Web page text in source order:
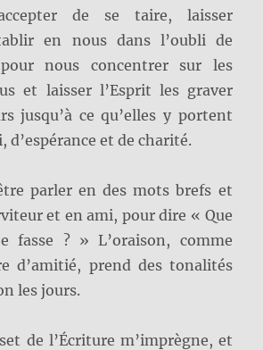
de se taire, laisser
en nous dans l’oubli de
nous concentrer sur les
et laisser l’Esprit les graver
jusqu’à ce qu’elles y portent
d’espérance et de charité.
parler en des mots brefs et
et en ami, pour dire « Que
fasse ? » L’oraison, comme
d’amitié, prend des tonalités
les jours.
de l’Écriture m’imprègne, et